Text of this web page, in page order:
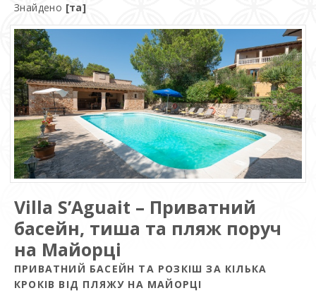
Знайдено [та]
Villa S’Aguait – Приватний
басейн, тиша та пляж поруч
на Майорці
ПРИВАТНИЙ БАСЕЙН ТА РОЗКІШ ЗА КІЛЬКА
КРОКІВ ВІД ПЛЯЖУ НА МАЙОРЦІ